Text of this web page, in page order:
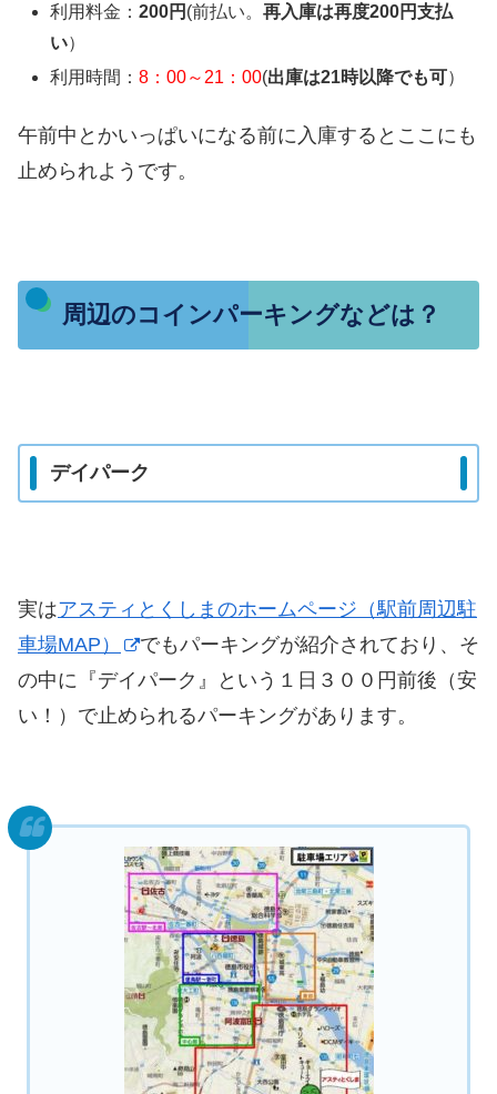
利用料金：200円 (前払い。再入庫は再度200円支払
い）
利用時間：8：00～21：00(出庫は21時以降でも可）
午前中とかいっぱいになる前に入庫するとここにも
止められようです。
周辺のコインパーキングなどは？
デイパーク
実はアスティとくしまのホームページ（駅前周辺駐
車場MAP）
でもパーキングが紹介されており、そ
の中に『デイパーク』という１日３００円前後（安
い！）で止められるパーキングがあります。